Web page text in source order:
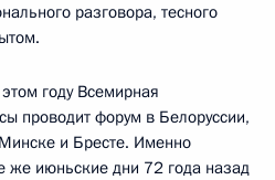
разговора, тесного
году Всемирная
проводит форум в Белоруссии,
и Бресте. Именно
же июньские дни 72 года назад